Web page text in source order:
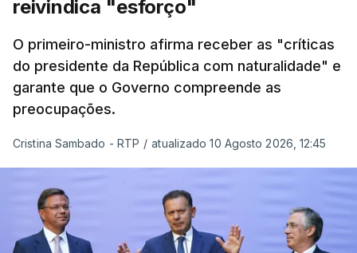
ESTE CONTEÚDO ESTÁ NESTE
MOMENTO INDISPONÍVEL
O diretor da PJ aproveitou ainda para apelar à
serenidade interna e externa
da instituição e diz
que só a investigação vai permitir apurar se houve
reivindica "esforço"
O primeiro-ministro afirma receber as "críticas
do presidente da República com naturalidade" e
garante que o Governo compreende as
preocupações.
Cristina Sambado - RTP / atualizado 10 Agosto 2026, 12:45